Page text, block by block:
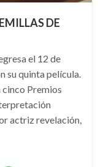
DE
el 12 de
su quinta película.
cinco Premios
actriz revelación,